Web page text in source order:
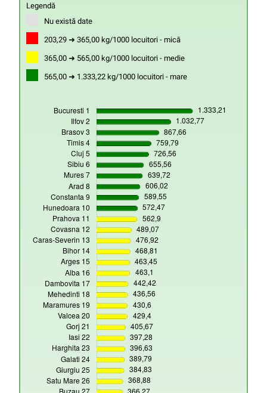
Legendă
Nu există date
203,29 ➜ 365,00 kg/1000 locuitori - mică
365,00 ➜ 565,00 kg/1000 locuitori - medie
565,00 ➜ 1.333,22 kg/1000 locuitori - mare